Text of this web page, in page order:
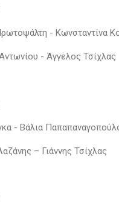
- Κωνσταντίνα
- Άγγελος Τσίχλας
- Βάλια
– Γιάννης Τσίχλας